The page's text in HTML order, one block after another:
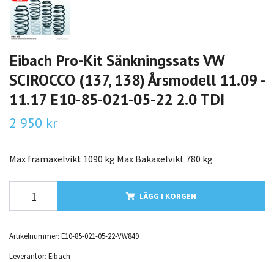
Eibach Pro-Kit Sänkningssats VW
SCIROCCO (137, 138) Årsmodell 11.09 -
11.17 E10-85-021-05-22 2.0 TDI
2 950 kr
Max framaxelvikt 1090 kg Max Bakaxelvikt 780 kg
LÄGG I KORGEN
Artikelnummer: E10-85-021-05-22-VW849
Leverantör: Eibach